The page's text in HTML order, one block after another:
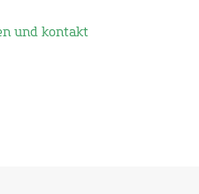
und kontakt